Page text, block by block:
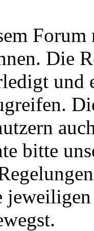
Die
und
bitte